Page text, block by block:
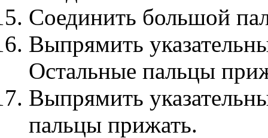
Соединить большой
Выпрямить
Остальные пальцы
Выпрямить
пальцы прижать.